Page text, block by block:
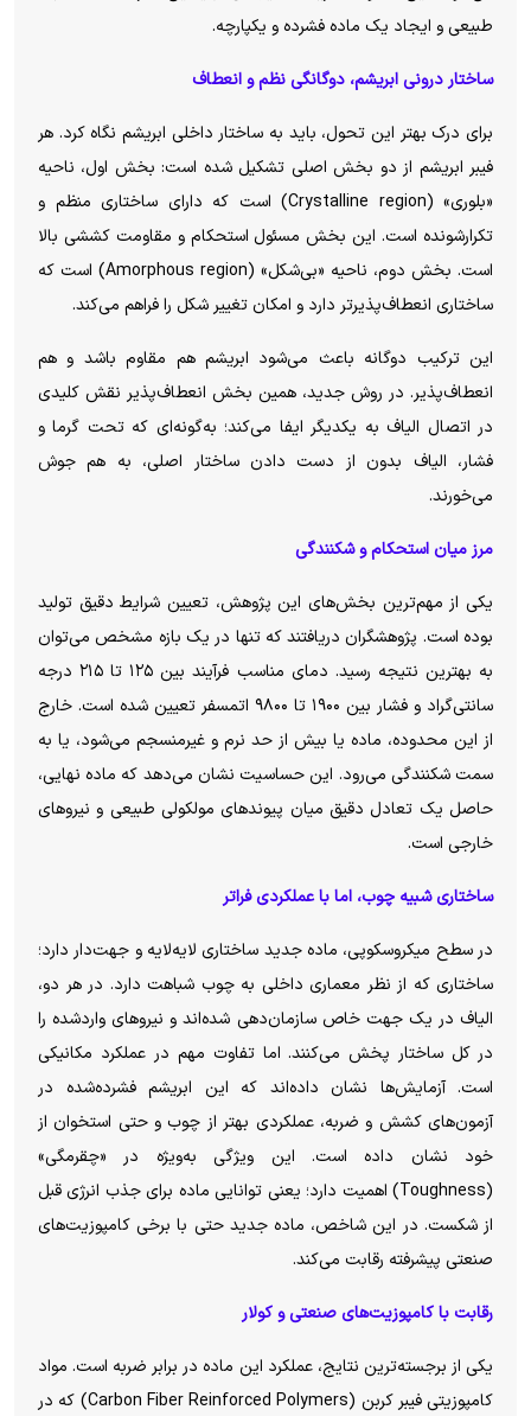
طبیعی و ایجاد یک ماده فشرده و یکپارچه.
ساختار درونی ابریشم، دوگانگی نظم و انعطاف
برای درک بهتر این تحول، باید به ساختار داخلی ابریشم نگاه کرد. هر
فیبر ابریشم از دو بخش اصلی تشکیل شده است: بخش اول، ناحیه
«بلوری» (Crystalline region) است که دارای ساختاری منظم و
تکرارشونده است. این بخش مسئول استحکام و مقاومت کششی بالا
است. بخش دوم، ناحیه «بی‌شکل» (Amorphous region) است که
ساختاری انعطاف‌پذیرتر دارد و امکان تغییر شکل را فراهم می‌کند.
این ترکیب دوگانه باعث می‌شود ابریشم هم مقاوم باشد و هم
انعطاف‌پذیر. در روش جدید، همین بخش انعطاف‌پذیر نقش کلیدی
در اتصال الیاف به یکدیگر ایفا می‌کند؛ به‌گونه‌ای که تحت گرما و
فشار، الیاف بدون از دست دادن ساختار اصلی، به هم جوش
می‌خورند.
مرز میان استحکام و شکنندگی
یکی از مهم‌ترین بخش‌های این پژوهش، تعیین شرایط دقیق تولید
بوده است. پژوهشگران دریافتند که تنها در یک بازه مشخص می‌توان
به بهترین نتیجه رسید. دمای مناسب فرآیند بین ۱۲۵ تا ۲۱۵ درجه
سانتی‌گراد و فشار بین ۱۹۰۰ تا ۹۸۰۰ اتمسفر تعیین شده است. خارج
از این محدوده، ماده یا بیش از حد نرم و غیرمنسجم می‌شود، یا به
سمت شکنندگی می‌رود. این حساسیت نشان می‌دهد که ماده نهایی،
حاصل یک تعادل دقیق میان پیوند‌های مولکولی طبیعی و نیرو‌های
خارجی است.
ساختاری شبیه چوب، اما با عملکردی فراتر
در سطح میکروسکوپی، ماده جدید ساختاری لایه‌لایه و جهت‌دار دارد؛
ساختاری که از نظر معماری داخلی به چوب شباهت دارد. در هر دو،
الیاف در یک جهت خاص سازمان‌دهی شده‌اند و نیرو‌های واردشده را
در کل ساختار پخش می‌کنند. اما تفاوت مهم در عملکرد مکانیکی
است. آزمایش‌ها نشان داده‌اند که این ابریشم فشرده‌شده در
آزمون‌های کشش و ضربه، عملکردی بهتر از چوب و حتی استخوان از
خود نشان داده است. این ویژگی به‌ویژه در «چقرمگی»
(Toughness) اهمیت دارد؛ یعنی توانایی ماده برای جذب انرژی قبل
از شکست. در این شاخص، ماده جدید حتی با برخی کامپوزیت‌های
صنعتی پیشرفته رقابت می‌کند.
رقابت با کامپوزیت‌های صنعتی و کولار
یکی از برجسته‌ترین نتایج، عملکرد این ماده در برابر ضربه است. مواد
کامپوزیتی فیبر کربن (Carbon Fiber Reinforced Polymers) که در